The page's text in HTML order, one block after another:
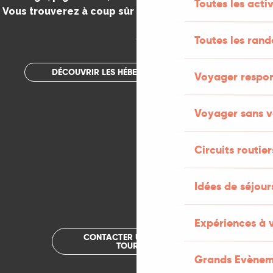
Toutes les
Toutes les
Voyager
Voyager sans
Circuits
Idées de
Expériences à
Grands
Vous trouverez à coup sûr votre bonheur dans le Lot.
.
DÉCOUVRIR LES HÉBERGEMENTS INSOLITES
CONTACTER UN OFFICE DE
TOURISME